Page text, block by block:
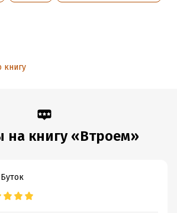
книгу
на книгу «Втроем»